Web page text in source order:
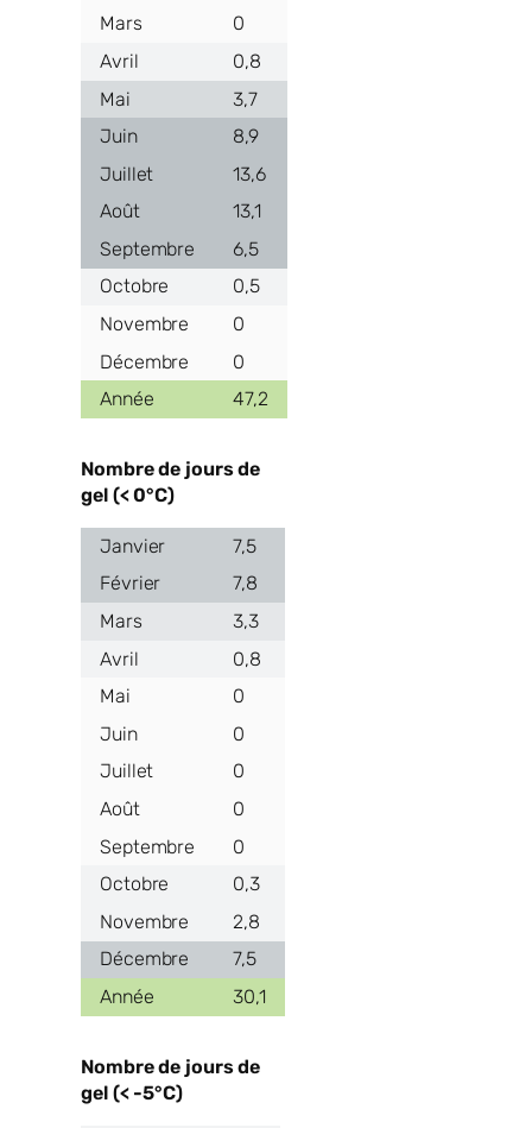
0
0,8
3,7
8,9
13,6
13,1
6,5
0,5
0
0
47,2
Nombre de jours de
gel (< 0°C)
7,5
7,8
3,3
0,8
0
0
0
0
0
0,3
2,8
7,5
30,1
Nombre de jours de
gel (< -5°C)